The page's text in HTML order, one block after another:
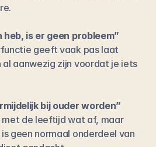
heb, is er geen probleem”
geeft vaak pas laat
al aanwezig zijn voordat je iets
bij ouder worden”
de leeftijd wat af, maar
geen normaal onderdeel van